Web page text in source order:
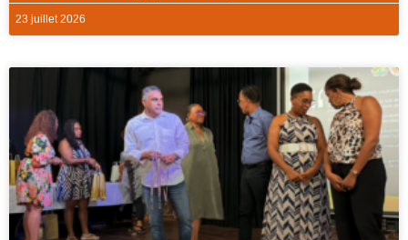
23 juillet 2026